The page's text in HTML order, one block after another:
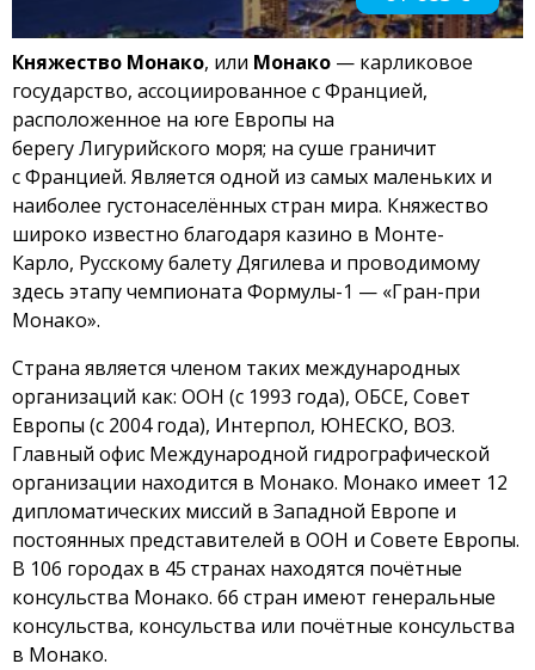
Княжество Монако, или Монако — карликовое
государство, ассоциированное с Францией,
расположенное на юге Европы на
берегу Лигурийского моря; на суше граничит
с Францией. Является одной из самых маленьких и
наиболее густонаселённых стран мира. Княжество
широко известно благодаря казино в Монте-
Карло, Русскому балету Дягилева и проводимому
здесь этапу чемпионата Формулы-1 — «Гран-при
Монако».
Страна является членом таких международных
организаций как: ООН (с 1993 года), ОБСЕ, Совет
Европы (с 2004 года), Интерпол, ЮНЕСКО, ВОЗ.
Главный офис Международной гидрографической
организации находится в Монако. Монако имеет 12
дипломатических миссий в Западной Европе и
постоянных представителей в ООН и Совете Европы.
В 106 городах в 45 странах находятся почётные
консульства Монако. 66 стран имеют генеральные
консульства, консульства или почётные консульства
в Монако.